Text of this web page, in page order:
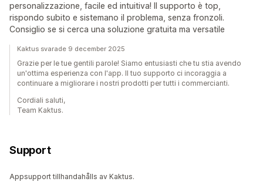
personalizzazione, facile ed intuitiva! Il supporto è top,
rispondo subito e sistemano il problema, senza fronzoli.
Consiglio se si cerca una soluzione gratuita ma versatile
Kaktus svarade 9 december 2025
Grazie per le tue gentili parole! Siamo entusiasti che tu stia avendo
un'ottima esperienza con l'app. Il tuo supporto ci incoraggia a
continuare a migliorare i nostri prodotti per tutti i commercianti.
Cordiali saluti,
Team Kaktus.
Support
Appsupport tillhandahålls av Kaktus.